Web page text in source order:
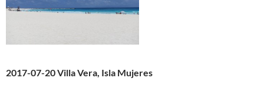
2017-07-20 Villa Vera, Isla Mujeres